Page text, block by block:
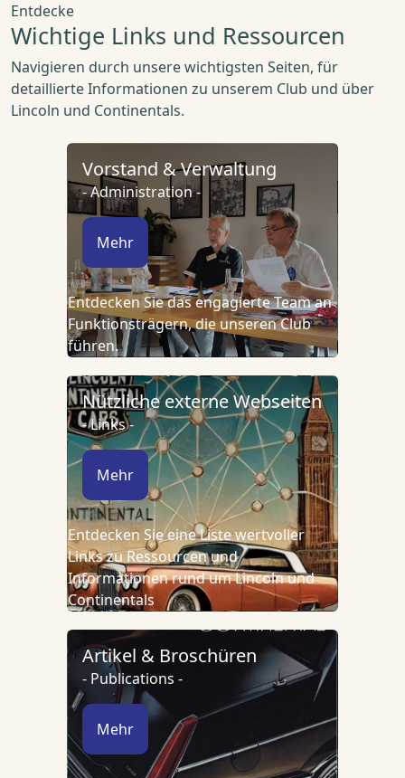
Entdecke
Wichtige Links und Ressourcen
Navigieren durch unsere wichtigsten Seiten, für
detaillierte Informationen zu unserem Club und über
Lincoln und Continentals.
Vorstand & Verwaltung
- Administration -
Mehr
Entdecken Sie das engagierte Team an
Funktionsträgern, die unseren Club
führen.
Nützliche externe Webseiten
- Links -
Mehr
Entdecken Sie eine Liste wertvoller
Links zu Ressourcen und
Informationen rund um Lincoln und
Continentals
Artikel & Broschüren
- Publications -
Mehr